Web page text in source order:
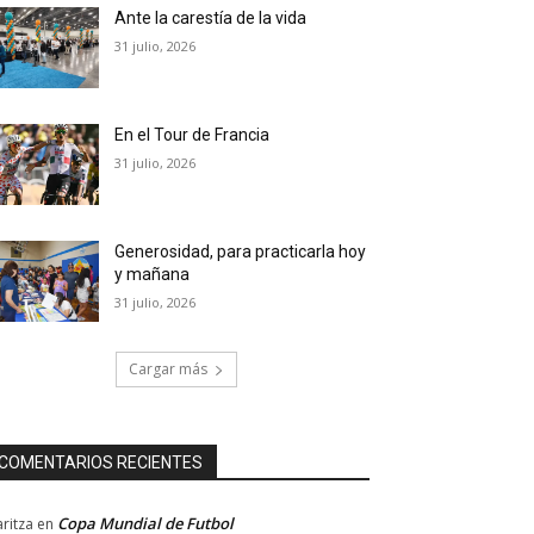
Ante la carestía de la vida
31 julio, 2026
En el Tour de Francia
31 julio, 2026
Generosidad, para practicarla hoy
y mañana
31 julio, 2026
Cargar más
RECIENTES
en Copa Mundial de Futbol